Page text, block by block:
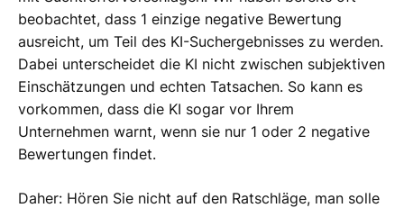
beobachtet, dass 1 einzige negative Bewertung
ausreicht, um Teil des KI-Suchergebnisses zu werden.
Dabei unterscheidet die KI nicht zwischen subjektiven
Einschätzungen und echten Tatsachen. So kann es
vorkommen, dass die KI sogar vor Ihrem
Unternehmen warnt, wenn sie nur 1 oder 2 negative
Bewertungen findet.
Daher: Hören Sie nicht auf den Ratschläge, man solle